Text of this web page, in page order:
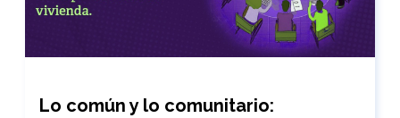
Lo común y lo comunitario: